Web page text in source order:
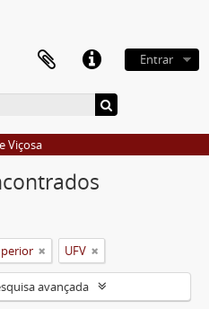
Entrar
Viçosa
UFV
avançada